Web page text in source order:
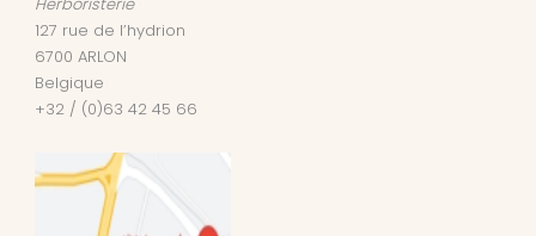
Herboristerie
127 rue de l’hydrion
6700 ARLON
Belgique
+32 / (0)63 42 45 66